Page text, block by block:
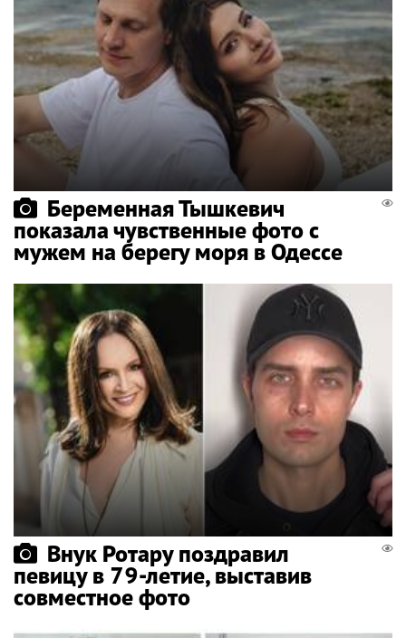
Беременная Тышкевич
показала чувственные фото с
мужем на берегу моря в Одессе
Внук Ротару поздравил
певицу в 79-летие, выставив
совместное фото